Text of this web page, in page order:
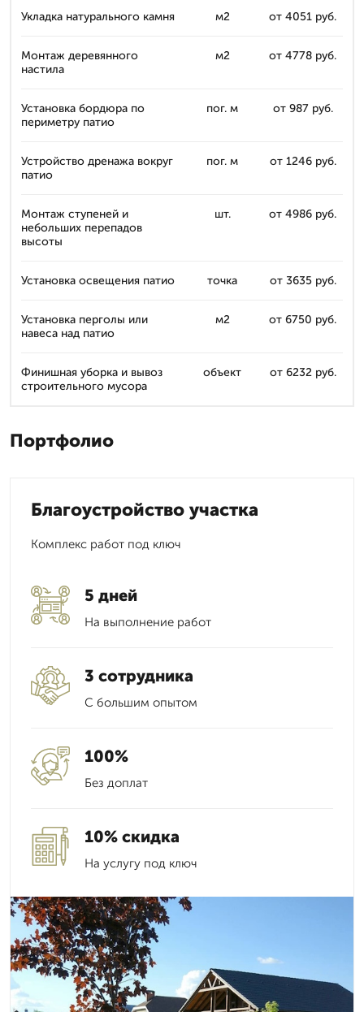
Укладка натурального камня м2 от 4051 руб.
Монтаж деревянного
настила
м2 от 4778 руб.
Установка бордюра по
периметру патио
пог. м от 987 руб.
Устройство дренажа вокруг
патио
пог. м от 1246 руб.
Монтаж ступеней и
небольших перепадов
высоты
шт. от 4986 руб.
Установка освещения патио точка от 3635 руб.
Установка перголы или
навеса над патио
м2 от 6750 руб.
Финишная уборка и вывоз
строительного мусора
объект от 6232 руб.
Портфолио
Благоустройство участка
Комплекс работ под ключ
5 дней
На выполнение работ
3 сотрудника
С большим опытом
100%
Без доплат
10% скидка
На услугу под ключ